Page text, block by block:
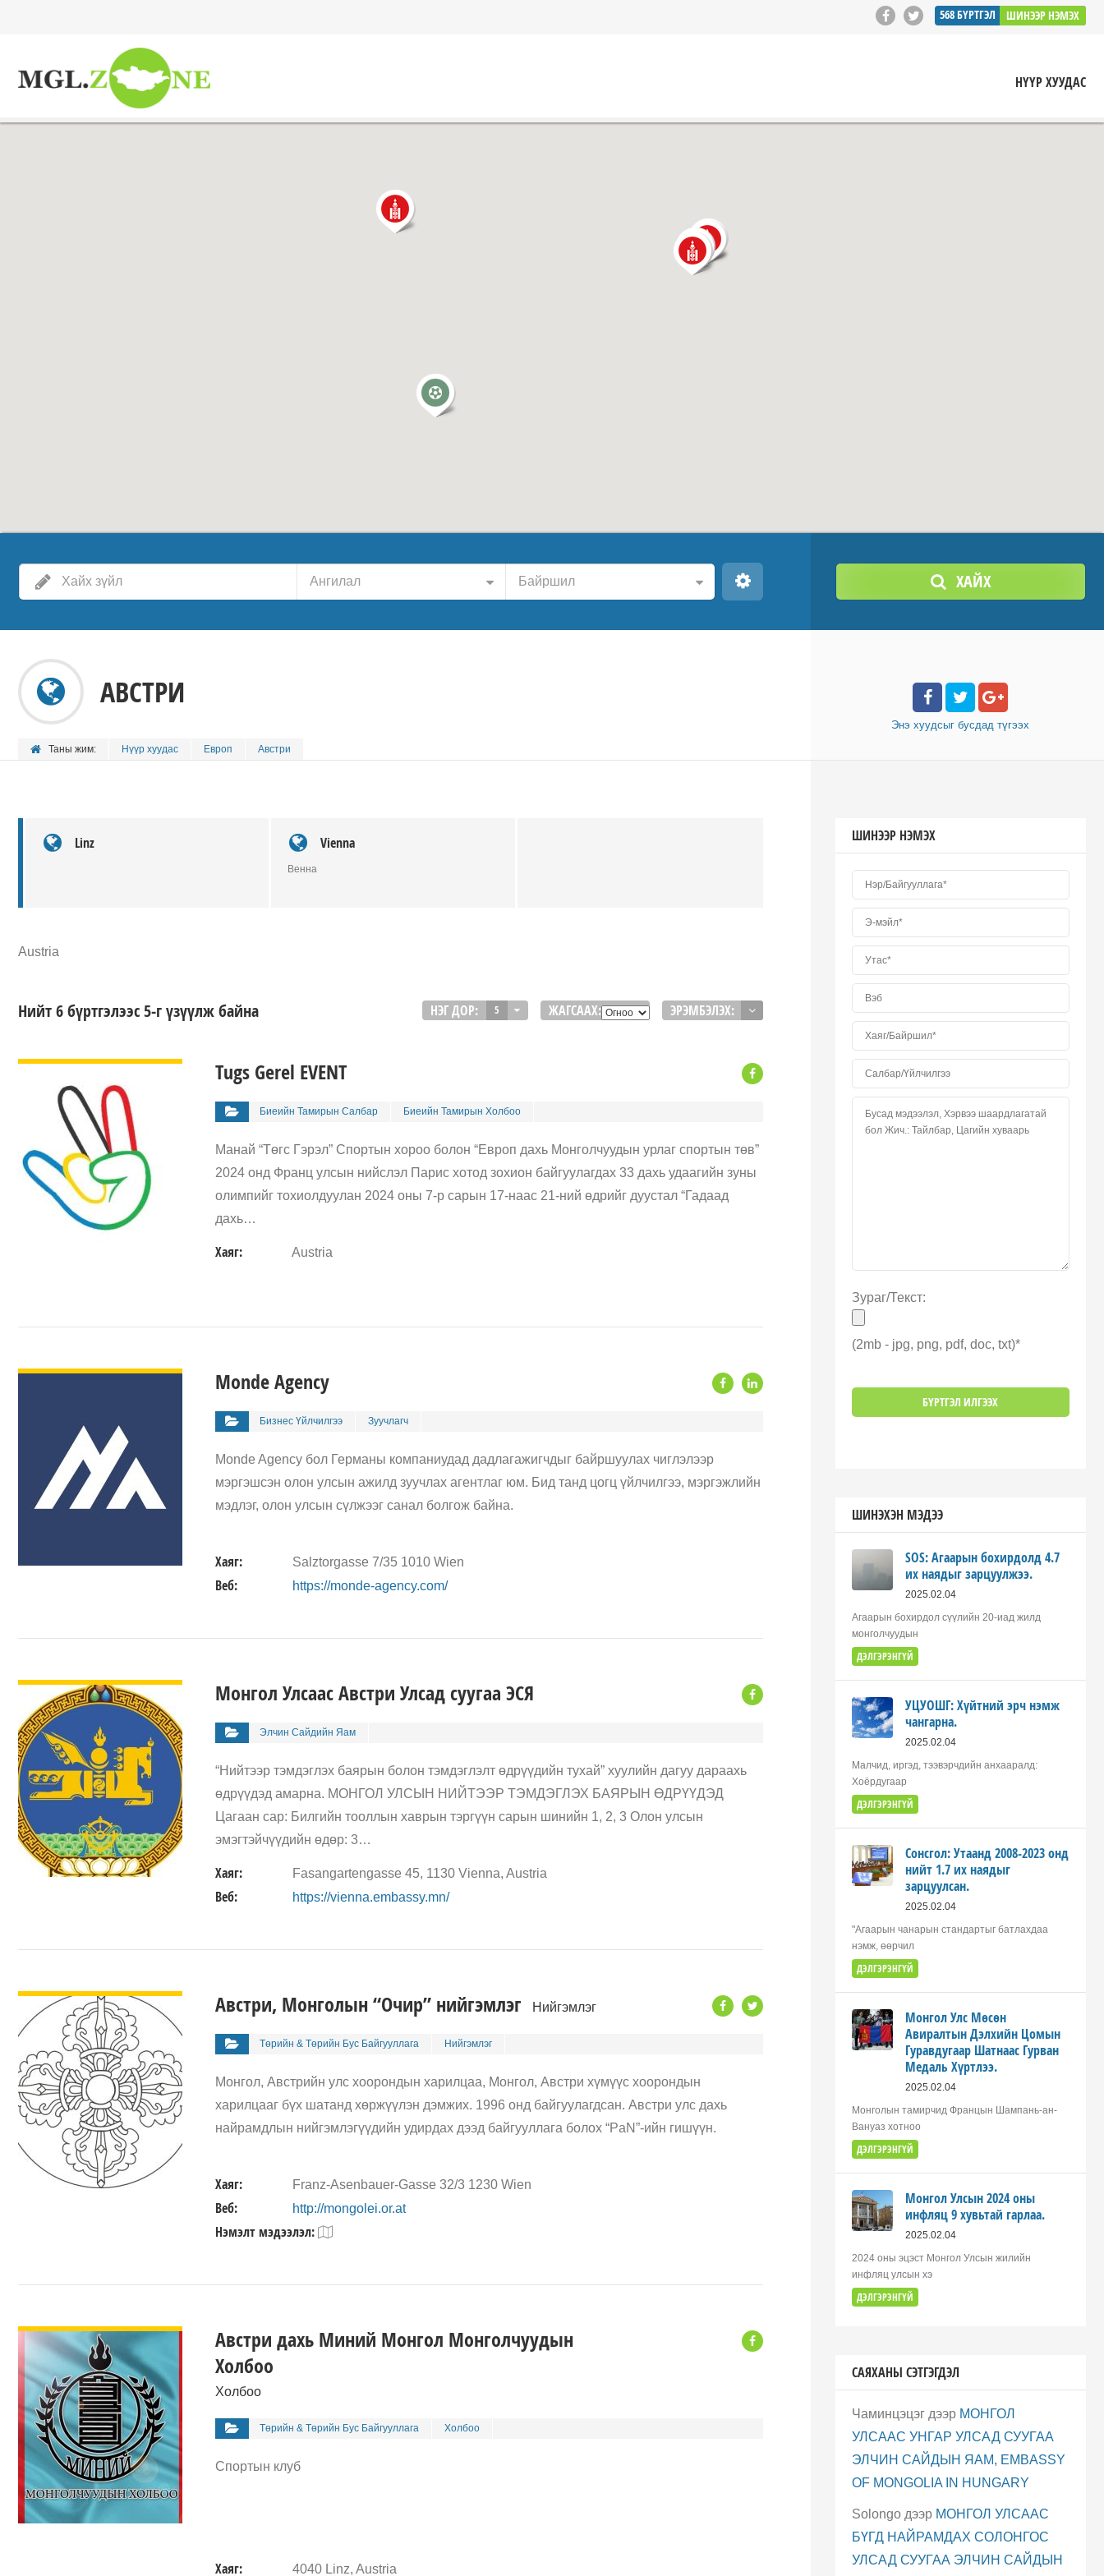
568БҮРТГЭЛ ШИНЭЭР НЭМЭХ
НҮҮР ХУУДАС
Ангилал Байршил ХАЙХ
АВСТРИ
Таны жим: Нүүр хуудас Европ Австри
Энэ хуудсыг бусдад түгээх
Linz Vienna
Венна
Austria
Нийт 6 бүртгэлээс 5-г үзүүлж байна НЭГ ДОР: 5 ЖАГСААХ: ЭРЭМБЭЛЭХ:
Tugs Gerel EVENT
Биеийн Тамирын Салбар Биеийн Тамирын Холбоо
Манай “Төгс Гэрэл” Спортын хороо болон “Европ дахь Монголчуудын урлаг спортын төв”
2024 онд Франц улсын нийслэл Парис хотод зохион байгуулагдах 33 дахь удаагийн зуны
олимпийг тохиолдуулан 2024 оны 7-р сарын 17-наас 21-ний өдрийг дуустал “Гадаад
дахь…
Хаяг: Austria
Monde Agency
Бизнес Үйлчилгээ Зуучлагч
Monde Agency бол Германы компаниудад дадлагажигчдыг байршуулах чиглэлээр
мэргэшсэн олон улсын ажилд зуучлах агентлаг юм. Бид танд цогц үйлчилгээ, мэргэжлийн
мэдлэг, олон улсын сүлжээг санал болгож байна.
Хаяг: Salztorgasse 7/35 1010 Wien
Веб: https://monde-agency.com/
Монгол Улсаас Австри Улсад суугаа ЭСЯ
Элчин Сайдийн Яaм
“Нийтээр тэмдэглэх баярын болон тэмдэглэлт өдрүүдийн тухай” хуулийн дагуу дараахь
өдрүүдэд амарна. МОНГОЛ УЛСЫН НИЙТЭЭР ТЭМДЭГЛЭХ БАЯРЫН ӨДРҮҮДЭД
Цагаан сар: Билгийн тооллын хаврын тэргүүн сарын шинийн 1, 2, 3 Олон улсын
эмэгтэйчүүдийн өдөр: 3…
Хаяг: Fasangartengasse 45, 1130 Vienna, Austria
Веб: https://vienna.embassy.mn/
Австри, Монголын “Очир” нийгэмлэг Нийгэмлэг
Төрийн & Төрийн Бус Байгууллага Нийгэмлэг
Монгол, Австрийн улс хоорондын харилцаа, Монгол, Австри хүмүүс хоорондын
харилцааг бүх шатанд хөржүүлэн дэмжих. 1996 онд байгуулагдсан. Австри улс дахь
найрамдлын нийгэмлэгүүдийн удирдах дээд байгууллага болох “PaN”-ийн гишүүн.
Хаяг: Franz-Asenbauer-Gasse 32/3 1230 Wien
Веб: http://mongolei.or.at
Нэмэлт мэдээлэл:
Австри дахь Миний Монгол Монголчуудын
Холбоо
Холбоо
Төрийн & Төрийн Бус Байгууллага Холбоо
Спортын клуб
Хаяг: 4040 Linz, Austria
ШИНЭЭР НЭМЭХ
Зураг/Текст:
(2mb - jpg, png, pdf, doc, txt)*
ШИНЭХЭН МЭДЭЭ
SOS: Агаарын бохирдолд 4.7
их наядыг зарцуулжээ.
2025.02.04
Агаарын бохирдол сүүлийн 20-иад жилд
монголчуудын
ДЭЛГЭРЭНГҮЙ
УЦУОШГ: Хүйтний эрч нэмж
чангарна.
2025.02.04
Малчид, иргэд, тээвэрчдийн анхааралд:
Хоёрдугаар
ДЭЛГЭРЭНГҮЙ
Сонсгол: Утаанд 2008-2023 онд
нийт 1.7 их наядыг
зарцуулсан.
2025.02.04
"Агаарын чанарын стандартыг батлахдаа
нэмж, өөрчил
ДЭЛГЭРЭНГҮЙ
Монгол Улс Мөсөн
Авиралтын Дэлхийн Цомын
Гуравдугаар Шатнаас Гурван
Медаль Хүртлээ.
2025.02.04
Монголын тамирчид Францын Шампань-ан-
Вануаз хотноо
ДЭЛГЭРЭНГҮЙ
Монгол Улсын 2024 оны
инфляц 9 хувьтай гарлаа.
2025.02.04
2024 оны эцэст Монгол Улсын жилийн
инфляц улсын хэ
ДЭЛГЭРЭНГҮЙ
САЯХАНЫ СЭТГЭГДЭЛ
Чаминцэцэгдээр МОНГОЛ
УЛСААС УНГАР УЛСАД СУУГАА
ЭЛЧИН САЙДЫН ЯАМ, EMBASSY
OF MONGOLIA IN HUNGARY
Solongoдээр МОНГОЛ УЛСААС
БҮГД НАЙРАМДАХ СОЛОНГОС
УЛСАД СУУГАА ЭЛЧИН САЙДЫН